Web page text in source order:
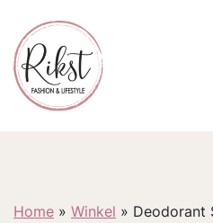
Home » Winkel » Deodorant